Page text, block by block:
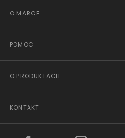
O MARCE
POMOC
O PRODUKTACH
KONTAKT